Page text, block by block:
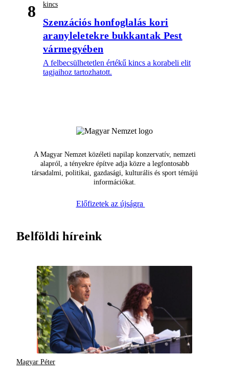
8 kincs
Szenzációs honfoglalás kori
aranyleletekre bukkantak Pest
vármegyében
A felbecsülhetetlen értékű kincs a korabeli elit
tagjaihoz tartozhatott.
A Magyar Nemzet közéleti napilap konzervatív, nemzeti
alapról, a tényekre építve adja közre a legfontosabb
társadalmi, politikai, gazdasági, kulturális és sport témájú
információkat.
Előfizetek az újságra
Belföldi híreink
Magyar Péter